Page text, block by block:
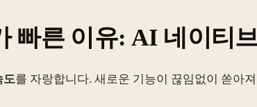
빠른 이유: AI 네이티
도를 자랑합니다. 새로운 기능이 끊임없이 쏟아